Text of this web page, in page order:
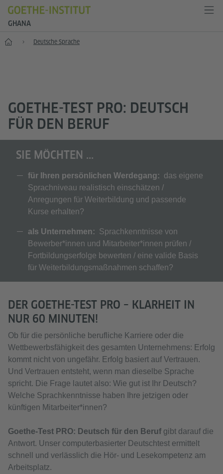
GHANA
Start Deutsche Sprache
GOETHE-TEST PRO: DEUTSCH
FÜR DEN BERUF
SIE MÖCHTEN ...
für Ihren persönlichen Werdegang: das eigene
Sprachniveau realistisch einschätzen /
Anregungen für Weiterbildung und passende
Kurse erhalten?
als Unternehmen: Sprachkenntnisse von
Bewerber*innen und Mitarbeiter*innen prüfen /
Fortbildungserfolge bewerten / eine valide Basis
für Weiterbildungsmaßnahmen schaffen?
DER GOETHE-TEST PRO – KLARHEIT IN
NUR 60 MINUTEN!
Ob für die persönliche berufliche Karriere oder die
Wettbewerbsfähigkeit des gesamten Unternehmens: Erfolg
kommt nicht von ungefähr. Erfolg basiert auf Vertrauen.
Und Vertrauen entsteht, wenn man dieselbe Sprache
spricht. Die Frage lautet also: Wie gut ist Ihr Deutsch?
Welche Sprachkenntnisse haben Ihre jetzigen oder
künftigen Mitarbeiter*innen?
Goethe-Test PRO: Deutsch für den Beruf gibt darauf die
Antwort. Unser computerbasierter Deutschtest ermittelt
schnell und verlässlich die Hör- und Lesekompetenz am
Arbeitsplatz.